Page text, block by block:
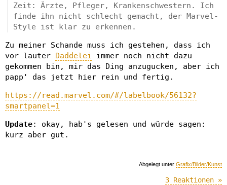
Zeit: Ärzte, Pfleger, Krankenschwestern. Ich
finde ihn nicht schlecht gemacht, der Marvel-
Style ist klar zu erkennen.
Zu meiner Schande muss ich gestehen, dass ich
vor lauter Daddelei immer noch nicht dazu
gekommen bin, mir das Ding anzugucken, aber ich
papp' das jetzt hier rein und fertig.
https://read.marvel.com/#/labelbook/56132?
smartpanel=1
Update: okay, hab's gelesen und würde sagen:
kurz aber gut.
Abgelegt unter Grafix/Bilder/Kunst
3 Reaktionen »